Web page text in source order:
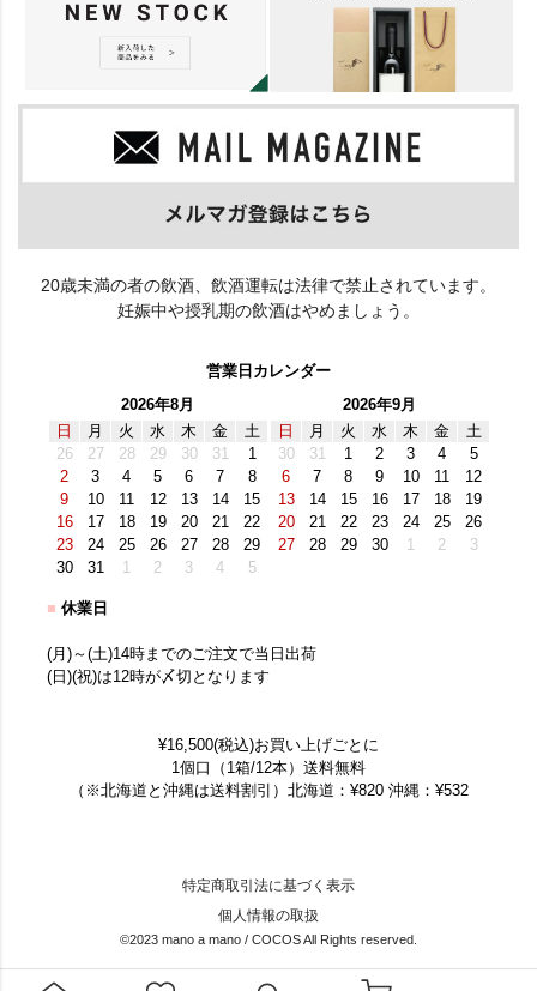
20歳未満の者の飲酒、飲酒運転は法律で禁止されています。
妊娠中や授乳期の飲酒はやめましょう。
営業日カレンダー
2026年8月
日
月 火 水 木 金
土
26
27 28 29 30 31
1
2
3 4 5 6 7
8
9
10 11 12 13 14
15
16
17 18 19 20 21
22
23
24 25 26 27 28
29
30
31 1 2 3 4 5
2026年9月
日
月 火 水 木 金
土
30
31 1 2 3 4
5
6
7 8 9 10 11
12
13
14 15 16 17 18
19
20
21 22 23 24 25
26
27
28 29 30 1 2 3
■ 休業日
(月)～(土)14時までのご注文で当日出荷
(日)(祝)は12時が〆切となります
¥16,500(税込)お買い上げごとに
1個口（1箱/12本）送料無料
（※北海道と沖縄は送料割引）北海道：¥820 沖縄：¥532
特定商取引法に基づく表示
個人情報の取扱
©2023 mano a mano / COCOS All Rights reserved.